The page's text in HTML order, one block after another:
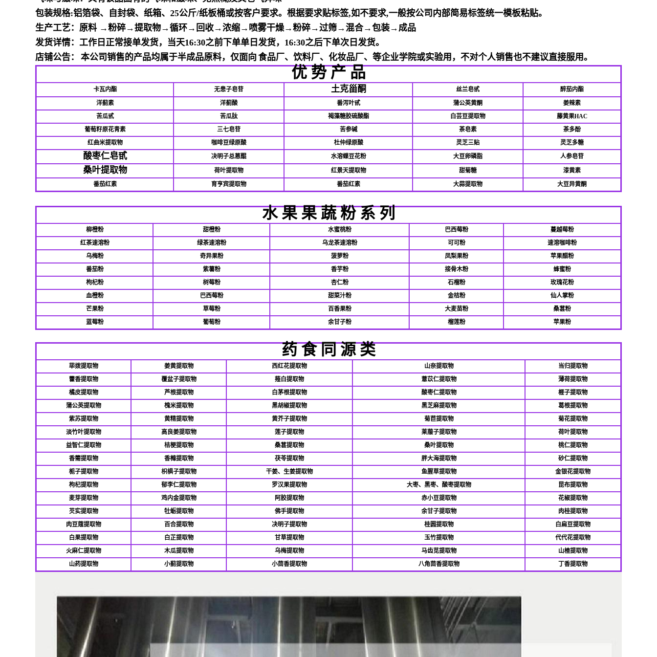
包装规格:铝箔袋、自封袋、纸箱、 25公斤/纸板桶或按客户要求。根据要求贴标签,如不要求,一般按公司内部简易标签统一模板粘贴。
生产工艺：原料→粉碎→提取物→循环→回收→浓缩→喷雾干燥→粉碎→过筛→混合→包装→成品
发货详情：工作日正常接单发货，当天16:30之前下单单日发货，16:30之后下单次日发货。
店铺公告：
本公司销售的产品均属于半成品原料，仅面向 食品厂、饮料厂、化妆品厂、等企业学院或实验用，不对个人销售也不建议直接服用。
优 势 产 品
卡瓦内酯 无患子皂苷 土克甾酮 丝兰皂甙
醉茄内酯
洋蓟素
洋蓟酸 番泻叶甙 蒲公英黄酮
姜辣素
苦瓜甙
苦瓜肽 褐藻糖胶硫酸酯 白芸豆提取物
藤黄果HAC
葡萄籽原花青素
三七皂苷 苦参碱 茶皂素
茶多酚
红曲米提取物
咖啡豆绿原酸 杜仲绿原酸 灵芝三贴 灵芝多糖
酸枣仁皂甙 决明子总蒽醌 水溶蝶豆花粉 大豆卵磷脂 人参皂苷
桑叶提取物 荷叶提取物 红景天提取物 甜菊糖
漆黄素
番茄红素
育亨宾提取物 番茄红素 大蒜提取物 大豆异黄酮
水果果蔬粉系列
柳橙粉 甜橙粉 水蜜桃粉 巴西莓粉
蔓越莓粉
红茶速溶粉
绿茶速溶粉 乌龙茶速溶粉 可可粉
速溶咖啡粉
乌梅粉
奇异果粉 菠萝粉 凤梨果粉
苹果醋粉
番茄粉
紫薯粉 香芋粉 接骨木粉
蜂蜜粉
枸杞粉
树莓粉 杏仁粉 石榴粉
玫瑰花粉
血橙粉
巴西莓粉 甜菜汁粉 金桔粉
仙人掌粉
芒果粉
草莓粉 百香果粉 大麦苗粉
桑葚粉
蓝莓粉
葡萄粉 余甘子粉 榴莲粉 苹果粉
药 食 同 源 类
荜拨提取物 姜黄提取物 西红花提取物 山奈提取物
当归提取物
藿香提取物
覆盆子提取物 薤白提取物 薏苡仁提取物
薄荷提取物
橘皮提取物
芦根提取物 白茅根提取物 酸枣仁提取物
榧子提取物
蒲公英提取物
槐米提取物 黑胡椒提取物 黑芝麻提取物
葛根提取物
紫苏提取物
黄精提取物 黄芥子提取物 菊苣提取物
菊花提取物
淡竹叶提取物
高良姜提取物 莲子提取物 莱菔子提取物
荷叶提取物
益智仁提取物
桔梗提取物 桑葚提取物 桑叶提取物
桃仁提取物
香薷提取物
香橼提取物 茯苓提取物 胖大海提取物
砂仁提取物
栀子提取物
枳椇子提取物 干姜、生姜提取物 鱼腥草提取物
金银花提取物
枸杞提取物
郁李仁提取物 罗汉果提取物 大枣、黑枣、酸枣提取物
昆布提取物
麦芽提取物
鸡内金提取物 阿胶提取物 赤小豆提取物
花椒提取物
芡实提取物
牡蛎提取物 佛手提取物 余甘子提取物
肉桂提取物
肉豆蔻提取物
百合提取物 决明子提取物 桂圆提取物
白扁豆提取物
白果提取物
白芷提取物 甘草提取物 玉竹提取物
代代花提取物
火麻仁提取物
木瓜提取物 乌梅提取物 马齿苋提取物
山楂提取物
山药提取物
小蓟提取物 小茴香提取物 八角茴香提取物 丁香提取物